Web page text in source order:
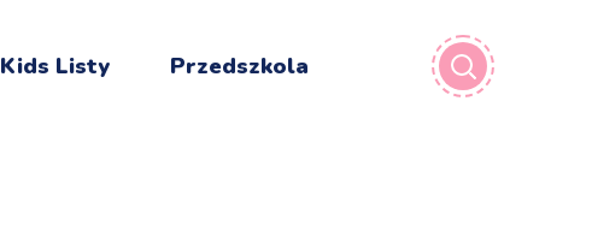
Kids Listy Przedszkola